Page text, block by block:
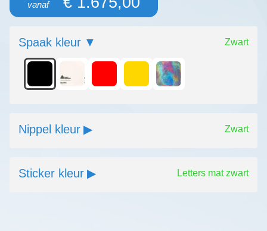
vanaf
Spaak kleur Zwart
Nippel kleur Zwart
Sticker kleur Letters mat zwart